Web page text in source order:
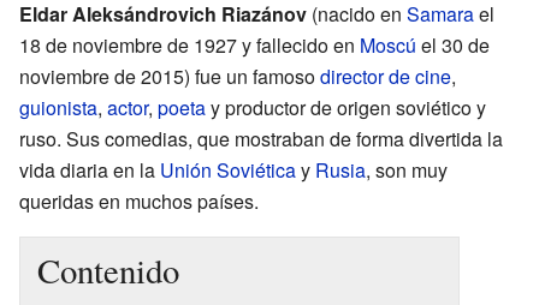
Eldar Aleksándrovich Riazánov (nacido en Samarael
18 de noviembre de 1927 y fallecido en Moscú el 30 de
noviembre de 2015) fue un famosodirector de cine,
guionista, actor, poetay productor de origen soviético y
ruso. Sus comedias, que mostraban de forma divertida la
vida diaria en la Unión Soviéticay Rusia, son muy
queridas en muchos países.
Contenido